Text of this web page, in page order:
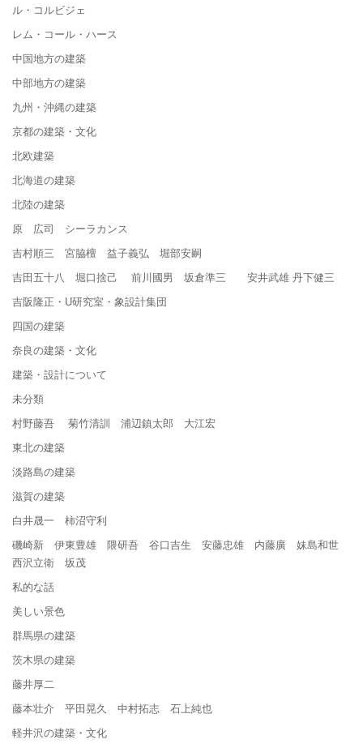
ル・コルビジェ
レム・コール・ハース
中国地方の建築
中部地方の建築
九州・沖縄の建築
京都の建築・文化
北欧建築
北海道の建築
北陸の建築
原 広司 シーラカンス
吉村順三 宮脇檀 益子義弘 堀部安嗣
吉田五十八 堀口捨己 前川國男 坂倉準三 安井武雄 丹下健三
吉阪隆正・U研究室・象設計集団
四国の建築
奈良の建築・文化
建築・設計について
未分類
村野藤吾 菊竹清訓 浦辺鎮太郎 大江宏
東北の建築
淡路島の建築
滋賀の建築
白井晟一 柿沼守利
磯崎新 伊東豊雄 隈研吾 谷口吉生 安藤忠雄 内藤廣 妹島和世
西沢立衛 坂茂
私的な話
美しい景色
群馬県の建築
茨木県の建築
藤井厚二
藤本壮介 平田晃久 中村拓志 石上純也
軽井沢の建築・文化